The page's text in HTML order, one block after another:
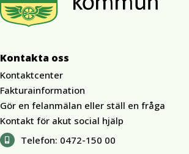
Kontakta oss
Kontaktcenter
Fakturainformation
Gör en felanmälan eller ställ en fråga
Kontakt för akut social hjälp
Telefon: 0472-150 00